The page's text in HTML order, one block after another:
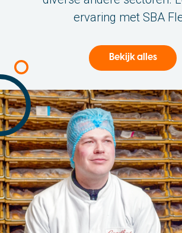
ervaring met SBA
Bekijk alles